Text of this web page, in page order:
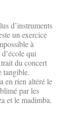
d’instruments
un exercice
à
qui
du concert
tangible.
en rien altéré le
par les
et le madimba.